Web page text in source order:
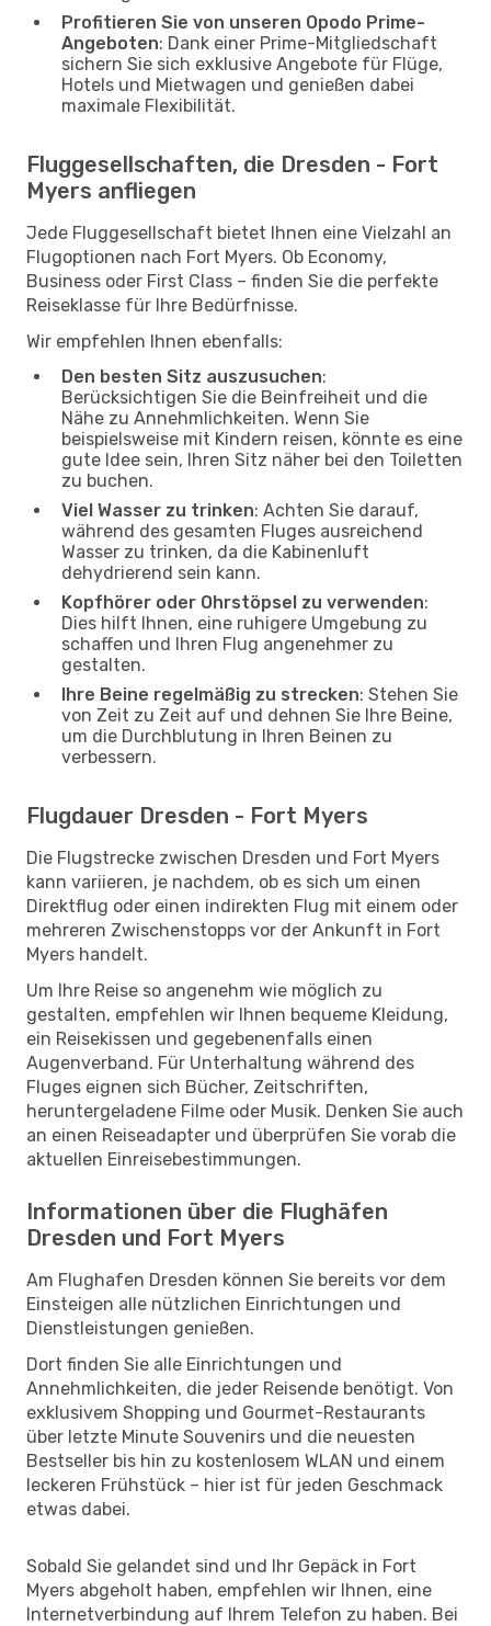
Profitieren Sie von unseren Opodo Prime-
Angeboten: Dank einer Prime-Mitgliedschaft
sichern Sie sich exklusive Angebote für Flüge,
Hotels und Mietwagen und genießen dabei
maximale Flexibilität.
Fluggesellschaften, die Dresden - Fort
Myers anfliegen
Jede Fluggesellschaft bietet Ihnen eine Vielzahl an
Flugoptionen nach Fort Myers. Ob Economy,
Business oder First Class – finden Sie die perfekte
Reiseklasse für Ihre Bedürfnisse.
Wir empfehlen Ihnen ebenfalls:
Den besten Sitz auszusuchen:
Berücksichtigen Sie die Beinfreiheit und die
Nähe zu Annehmlichkeiten. Wenn Sie
beispielsweise mit Kindern reisen, könnte es eine
gute Idee sein, Ihren Sitz näher bei den Toiletten
zu buchen.
Viel Wasser zu trinken: Achten Sie darauf,
während des gesamten Fluges ausreichend
Wasser zu trinken, da die Kabinenluft
dehydrierend sein kann.
Kopfhörer oder Ohrstöpsel zu verwenden:
Dies hilft Ihnen, eine ruhigere Umgebung zu
schaffen und Ihren Flug angenehmer zu
gestalten.
Ihre Beine regelmäßig zu strecken: Stehen Sie
von Zeit zu Zeit auf und dehnen Sie Ihre Beine,
um die Durchblutung in Ihren Beinen zu
verbessern.
Flugdauer Dresden - Fort Myers
Die Flugstrecke zwischen Dresden und Fort Myers
kann variieren, je nachdem, ob es sich um einen
Direktflug oder einen indirekten Flug mit einem oder
mehreren Zwischenstopps vor der Ankunft in Fort
Myers handelt.
Um Ihre Reise so angenehm wie möglich zu
gestalten, empfehlen wir Ihnen bequeme Kleidung,
ein Reisekissen und gegebenenfalls einen
Augenverband. Für Unterhaltung während des
Fluges eignen sich Bücher, Zeitschriften,
heruntergeladene Filme oder Musik. Denken Sie auch
an einen Reiseadapter und überprüfen Sie vorab die
aktuellen Einreisebestimmungen.
Informationen über die Flughäfen
Dresden und Fort Myers
Am Flughafen Dresden können Sie bereits vor dem
Einsteigen alle nützlichen Einrichtungen und
Dienstleistungen genießen.
Dort finden Sie alle Einrichtungen und
Annehmlichkeiten, die jeder Reisende benötigt. Von
exklusivem Shopping und Gourmet-Restaurants
über letzte Minute Souvenirs und die neuesten
Bestseller bis hin zu kostenlosem WLAN und einem
leckeren Frühstück – hier ist für jeden Geschmack
etwas dabei.
Sobald Sie gelandet sind und Ihr Gepäck in Fort
Myers abgeholt haben, empfehlen wir Ihnen, eine
Internetverbindung auf Ihrem Telefon zu haben. Bei